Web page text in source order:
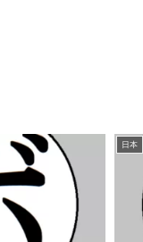
日本